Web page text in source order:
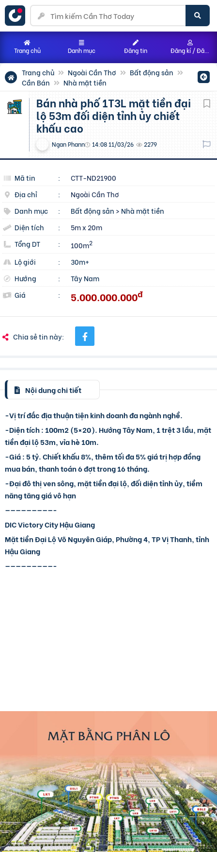
Trang chủ Ngoài Cần Thơ
Bất động sản
Cần Bán
Nhà mặt tiền
Bán nhà phố 1T3L mặt tiền đại
lộ 53m đối diện tỉnh ủy chiết
khấu cao
Ngan Phann 14:08 11/03/26 2279
Mã tin :
CTT-ND21900
Địa chỉ
:
Ngoài Cần Thơ
Danh mục
: Bất động sản > Nhà mặt tiền
Diện tích
:
5m x 20m
Tổng DT
: 100m2
Lộ giới :
30m+
Hướng
:
Tây Nam
Giá
: 5.000.000.000đ
Chia sẻ tin này:
Nội dung chi tiết
-Vị trí đắc địa thuận tiện kinh doanh đa ngành nghề.
-Diện tích : 100m2 (5×20). Hướng Tây Nam, 1 trệt 3 lầu, mặt
tiền đại lộ 53m, vỉa hè 10m.
-Giá : 5 tỷ. Chiết khấu 8%, thêm tối đa 5% giá trị hợp đồng
mua bán, thanh toán 6 đợt trong 16 tháng.
-Đại đô thị ven sông, mặt tiền đại lộ, đối diện tỉnh ủy, tiềm
năng tăng giá vô hạn
—————————-
DIC Victory City Hậu Giang
Mặt tiền Đại Lộ Võ Nguyên Giáp, Phường 4, TP Vị Thanh, tỉnh
Hậu Giang
—————————-
Trang chủ Danh mục Đăng tin